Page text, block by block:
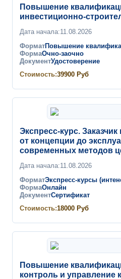
Повышение
инвестиционно-
Дата начала:11.08.2026
ФорматПовышение
ФормаОчно-заочно
ДокументУдостоверение
Стоимость:39900 Руб
Экспресс-курс.
от концепции до
современных методов
Дата начала:11.08.2026
ФорматЭкспресс-курсы
ФормаОнлайн
ДокументСертификат
Стоимость:18000 Руб
Повышение
контроль и управление